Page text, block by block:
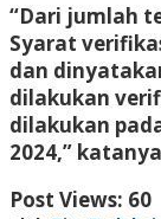
“Dari jumlah
Syarat
dan
dilakukan
dilakukan
2024,”
Post Views: 60